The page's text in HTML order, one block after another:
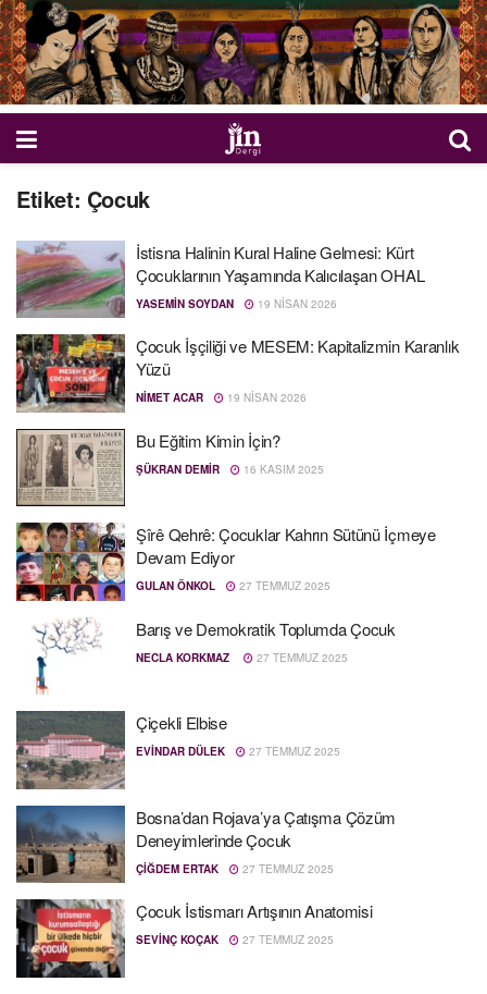
Etiket: Çocuk
İstisna Halinin Kural Haline Gelmesi: Kürt
Çocuklarının Yaşamında Kalıcılaşan OHAL
YASEMIN SOYDAN 19 NISAN 2026
Çocuk İşçiliği ve MESEM: Kapitalizmin Karanlık
Yüzü
NIMET ACAR 19 NISAN 2026
Bu Eğitim Kimin İçin?
ŞÜKRAN DEMIR 16 KASIM 2025
Şîrê Qehrê: Çocuklar Kahrın Sütünü İçmeye
Devam Ediyor
GULAN ÖNKOL 27 TEMMUZ 2025
Barış ve Demokratik Toplumda Çocuk
NECLA KORKMAZ 27 TEMMUZ 2025
Çiçekli Elbise
EVINDAR DÜLEK 27 TEMMUZ 2025
Bosna’dan Rojava’ya Çatışma Çözüm
Deneyimlerinde Çocuk
ÇIĞDEM ERTAK 27 TEMMUZ 2025
Çocuk İstismarı Artışının Anatomisi
SEVINÇ KOÇAK 27 TEMMUZ 2025